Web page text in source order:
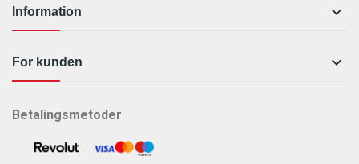
Information 
For kunden 
Betalingsmetoder